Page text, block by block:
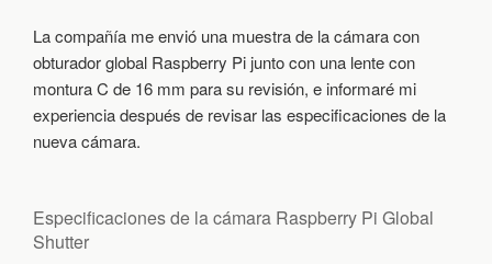
B
A
S
H
R
La compañía me envió una muestra de la cámara con
obturador global Raspberry Pi junto con una lente con
montura C de 16 mm para su revisión, e informaré mi
experiencia después de revisar las especificaciones de la
nueva cámara.
Especificaciones de la cámara Raspberry Pi Global
Shutter